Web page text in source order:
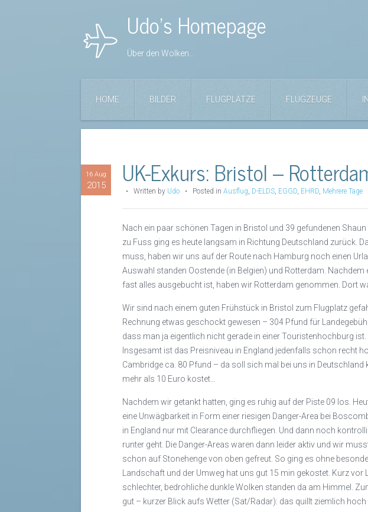
Udo's Homepage
Über den Wolken...
HOME BILDER FLUGPLÄTZE FLUGZEUGE
16 Aug
2015 UK-Exkurs: Bristol –
• Written by Udo • Posted in Ausflug, D-ELDS, EGGD, EHRD, Mehrere Tage
Nach ein paar schönen Tagen in Bristol und 39 gefundenen
zu Fuss ging es heute langsam in Richtung Deutschland zurück.
muss, haben wir uns auf der Route nach Hamburg noch einen
Auswahl standen Oostende (in Belgien) und Rotterdam. Nachdem
fast alles ausgebucht ist, haben wir Rotterdam genommen. Dort
Wir sind nach einem guten Frühstück in Bristol zum Flugplatz
Rechnung etwas geschockt gewesen – 304 Pfund für
dass man ja eigentlich nicht gerade in einer Touristenhochburg
Insgesamt ist das Preisniveau in England jedenfalls schon recht
Cambridge ca. 80 Pfund – da soll sich mal bei uns in Deutschland
mehr als 10 Euro kostet…
Nachdem wir getankt hatten, ging es ruhig auf der Piste 09 los.
eine Unwägbarkeit in Form einer riesigen Danger-Area bei
in England nur mit Clearance durchfliegen. Und dann noch
runter geht. Die Danger-Areas waren dann leider aktiv und wir
schon auf Stonehenge von oben gefreut. So ging es ohne
Landschaft und der Umweg hat uns gut 15 min gekostet. Kurz
schlechter, bedrohliche dunkle Wolken standen da am Himmel.
gut – kurzer Blick aufs Wetter (Sat/Radar): das quillt ziemlich